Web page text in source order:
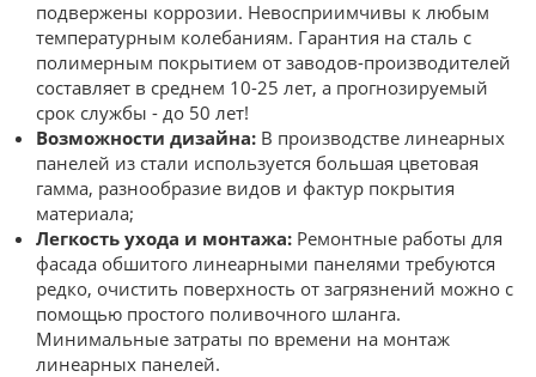
подвержены коррозии. Невосприимчивы к любым
температурным колебаниям. Гарантия на сталь с
полимерным покрытием от заводов-производителей
составляет в среднем 10-25 лет, а прогнозируемый
срок службы - до 50 лет!
Возможности дизайна: В производстве линеарных
панелей из стали используется большая цветовая
гамма, разнообразие видов и фактур покрытия
материала;
Легкость ухода и монтажа: Ремонтные работы для
фасада обшитого линеарными панелями требуются
редко, очистить поверхность от загрязнений можно с
помощью простого поливочного шланга.
Минимальные затраты по времени на монтаж
линеарных панелей.